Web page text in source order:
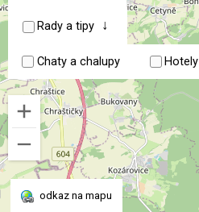
Rady a tipy ↓
Chaty a chalupy Hotely
odkaz na mapu